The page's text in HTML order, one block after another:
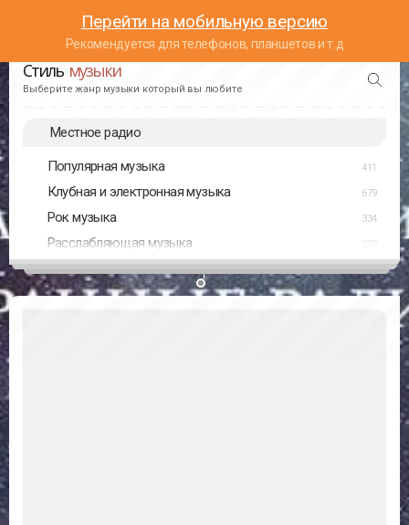
Перейти на мобильную версию
Рекомендуется для телефонов, планшетов и т.д
Стиль музыки
Выберите жанр музыки который вы любите
Местное радио
Популярная музыка 411
Клубная и электронная музыка 679
Рок музыка 334
Расслабляющая музыка